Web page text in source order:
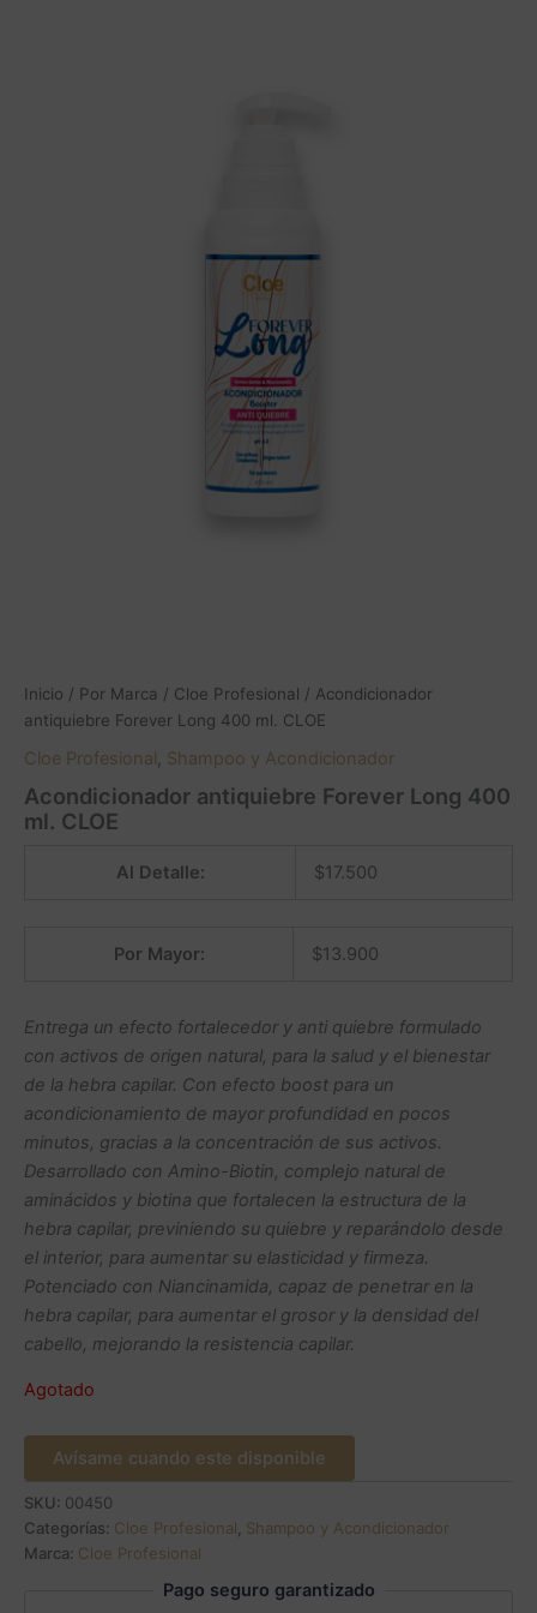
Inicio / Por Marca / Cloe Profesional / Acondicionador
antiquiebre Forever Long 400 ml. CLOE
Cloe Profesional, Shampoo y Acondicionador
Acondicionador antiquiebre Forever Long 400
ml. CLOE
Al Detalle: $17.500
Por Mayor: $13.900
Entrega un efecto fortalecedor y anti quiebre formulado
con activos de origen natural, para la salud y el bienestar
de la hebra capilar. Con efecto boost para un
acondicionamiento de mayor profundidad en pocos
minutos, gracias a la concentración de sus activos.
Desarrollado con Amino-Biotin, complejo natural de
aminácidos y biotina que fortalecen la estructura de la
hebra capilar, previniendo su quiebre y reparándolo desde
el interior, para aumentar su elasticidad y firmeza.
Potenciado con Niancinamida, capaz de penetrar en la
hebra capilar, para aumentar el grosor y la densidad del
cabello, mejorando la resistencia capilar.
Agotado
Avísame cuando este disponible
SKU: 00450
Categorías: Cloe Profesional Shampoo y Acondicionador
Marca: Cloe Profesional
Pago seguro garantizado